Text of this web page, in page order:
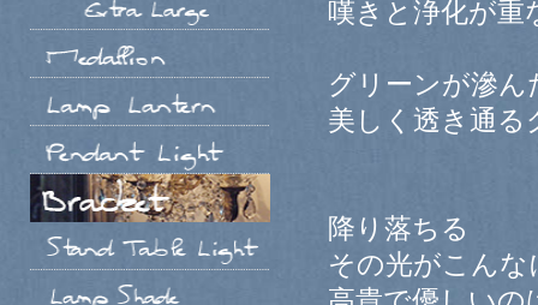
嘆きと浄化が重
グリーンが滲ん
美しく透き通る
降り落ちる
その光がこんな